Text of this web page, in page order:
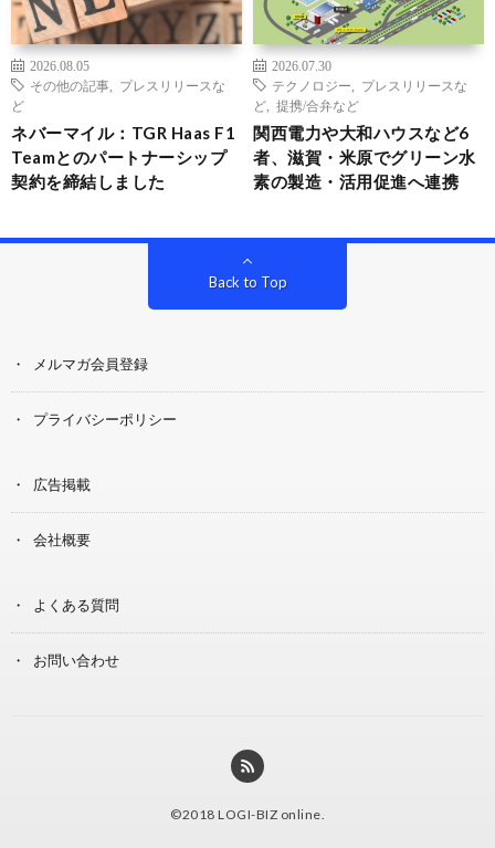
2026.08.05
その他の記事
プレスリリースな
ど
ネバーマイル：TGR Haas F1
Teamとのパートナーシップ
契約を締結しました
2026.07.30
テクノロジー
プレスリリースな
ど
提携/合弁など
関西電力や大和ハウスなど6
者、滋賀・米原でグリーン水
素の製造・活用促進へ連携
Back to Top
メルマガ会員登録
プライバシーポリシー
広告掲載
会社概要
よくある質問
お問い合わせ
©2018 LOGI-BIZ online